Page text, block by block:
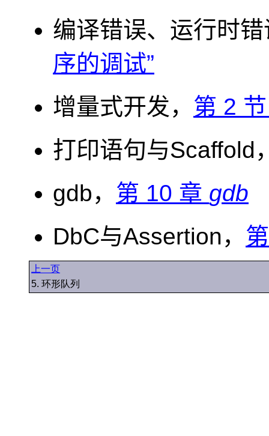
编译错误、运行时
序的调试”
增量式开发， 第 2
打印语句与Scaffold
gdb， 第 10 章 gdb
DbC与Assertion，
上一页
5. 环形队列